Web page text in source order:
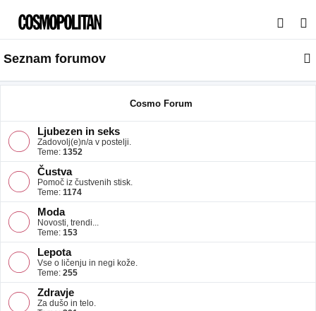
s
a
Seznam forumov
Cosmo Forum
Ljubezen in seks
Zadovolj(e)n/a v postelji.
Teme: 1352
Čustva
Pomoč iz čustvenih stisk.
Teme: 1174
Moda
Novosti, trendi...
Teme: 153
Lepota
Vse o ličenju in negi kože.
Teme: 255
Zdravje
Za dušo in telo.